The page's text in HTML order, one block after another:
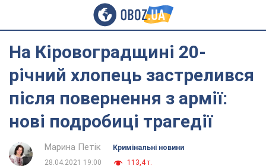
На Кіровоградщині 20-
річний хлопець застрелився
після повернення з армії:
нові подробиці трагедії
Марина Петік
Кримінальні новини
28.04.2021 19:00
113,4 т.